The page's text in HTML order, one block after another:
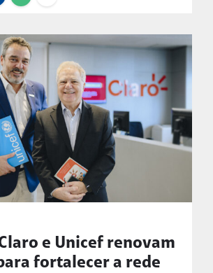
e Unicef renovam
fortalecer a rede